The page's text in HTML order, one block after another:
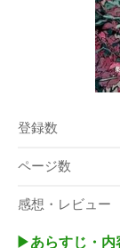
登録数
ページ数
感想・レビュー
▶︎あらすじ・内